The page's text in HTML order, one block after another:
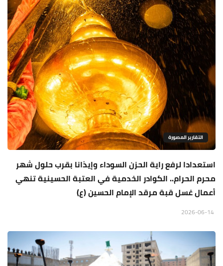
التقارير المصورة
استعدادا لرفع راية الحزن السوداء وإيذانا بقرب حلول شهر
محرم الحرام.. الكوادر الخدمية في العتبة الحسينية تنهي
أعمال غسل قبة مرقد الإمام الحسين (ع)